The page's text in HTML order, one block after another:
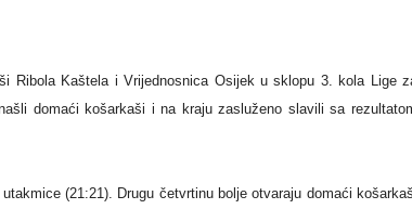
Ribola Kaštela i Vrijednosnica Osijek u sklopu 3. kola Lige
domaći košarkaši i na kraju zasluženo slavili sa
(21:21). Drugu četvrtinu bolje otvaraju domaći